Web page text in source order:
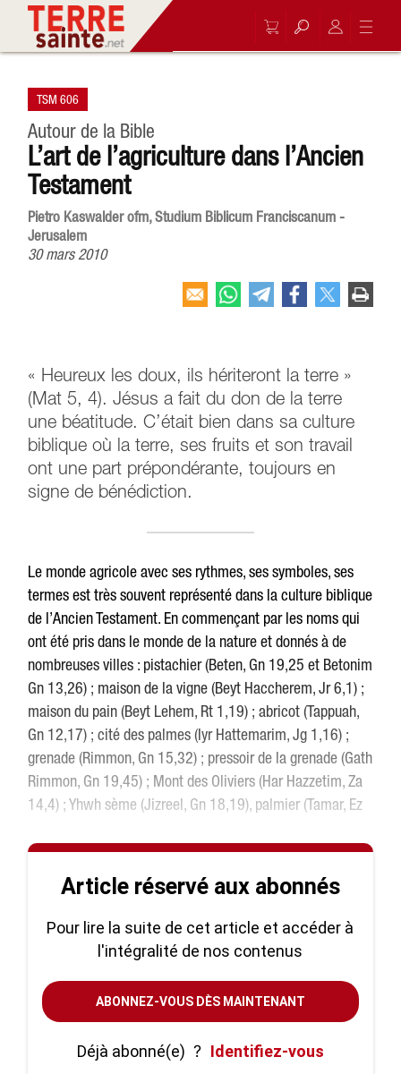
TSM 606
Autour de la Bible
L’art de l’agriculture dans l’Ancien
Testament
Pietro Kaswalder ofm, Studium Biblicum Franciscanum -
Jerusalem
30 mars 2010
« Heureux les doux, ils hériteront la terre »
(Mat 5, 4). Jésus a fait du don de la terre
une béatitude. C’était bien dans sa culture
biblique où la terre, ses fruits et son travail
ont une part prépondérante, toujours en
signe de bénédiction.
Le monde agricole avec ses rythmes, ses symboles, ses
termes est très souvent représenté dans la culture biblique
de l’Ancien Testament. En commençant par les noms qui
ont été pris dans le monde de la nature et donnés à de
nombreuses villes : pistachier (Beten, Gn 19,25 et Betonim
Gn 13,26) ; maison de la vigne (Beyt Haccherem, Jr 6,1) ;
maison du pain (Beyt Lehem, Rt 1,19) ; abricot (Tappuah,
Gn 12,17) ; cité des palmes (Iyr Hattemarim, Jg 1,16) ;
grenade (Rimmon, Gn 15,32) ; pressoir de la grenade (Gath
Rimmon, Gn 19,45) ; Mont des Oliviers (Har Hazzetim, Za
14,4) ; Yhwh sème (Jizreel, Gn 18,19), palmier (Tamar, Ez
Article réservé aux abonnés
Pour lire la suite de cet article et accéder à
l'intégralité de nos contenus
ABONNEZ-VOUS DÈS MAINTENANT
Déjà abonné(e) ? Identifiez-vous